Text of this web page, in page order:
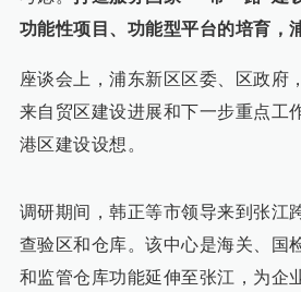
功能性项目、功能型平台的培育，
座谈会上，浦东新区区委、区政府
来自贸区建设进展和下一步重点工
港区建设设想。
调研期间，韩正等市领导来到张江
查验区和仓库。该中心是海关、国
和监管仓库功能延伸至张江，为企